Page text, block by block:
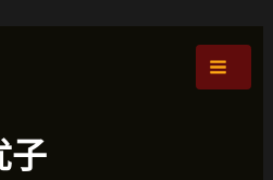
菜
子